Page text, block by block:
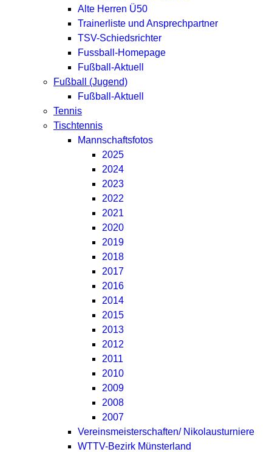
Alte Herren Ü50
Trainerliste und Ansprechpartner
TSV-Schiedsrichter
Fussball-Homepage
Fußball-Aktuell
Fußball (Jugend)
Fußball-Aktuell
Tennis
Tischtennis
Mannschaftsfotos
2025
2024
2023
2022
2021
2020
2019
2018
2017
2016
2014
2015
2013
2012
2011
2010
2009
2008
2007
Vereinsmeisterschaften/ Nikolausturniere
WTTV-Bezirk Münsterland